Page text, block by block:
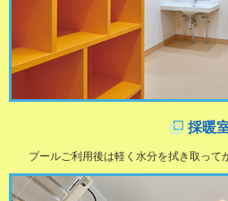
採暖
プールご利用後は軽く水分を拭き取って